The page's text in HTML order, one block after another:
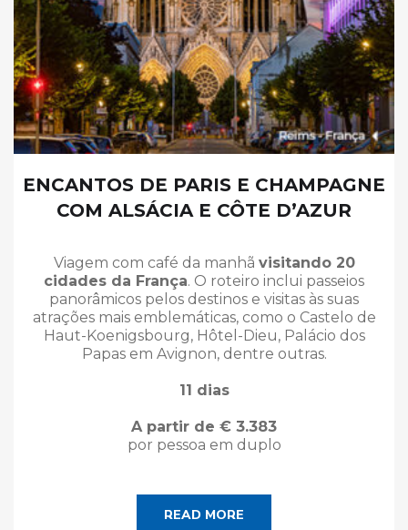
ENCANTOS DE PARIS E CHAMPAGNE
COM ALSÁCIA E CÔTE D’AZUR
Viagem com café da manhã visitando 20
cidades da França. O roteiro inclui passeios
panorâmicos pelos destinos e visitas às suas
atrações mais emblemáticas, como o Castelo de
Haut-Koenigsbourg, Hôtel-Dieu, Palácio dos
Papas em Avignon, dentre outras.
11 dias
A partir de € 3.383
por pessoa em duplo
READ MORE